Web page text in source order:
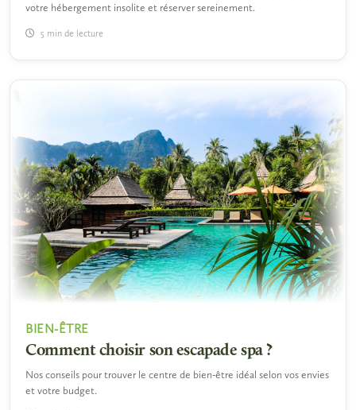
votre hébergement insolite et réserver sereinement.
5 min de lecture
BIEN-ÊTRE
Comment choisir son escapade spa ?
Nos conseils pour trouver le centre de bien-être idéal selon vos envies
et votre budget.